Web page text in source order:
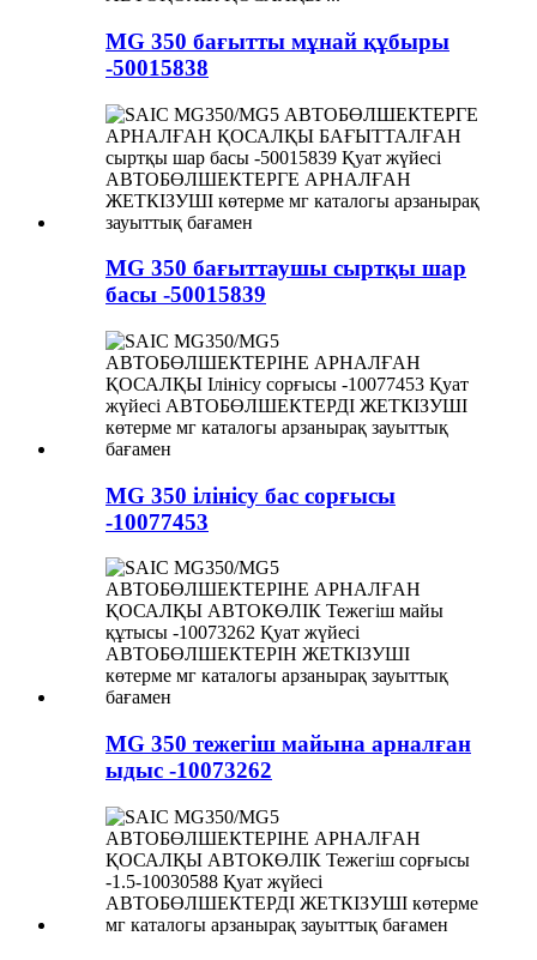
MG 350 бағытты мұнай құбыры
-50015838
MG 350 бағыттаушы сыртқы шар
басы -50015839
MG 350 ілінісу бас сорғысы
-10077453
MG 350 тежегіш майына арналған
ыдыс -10073262